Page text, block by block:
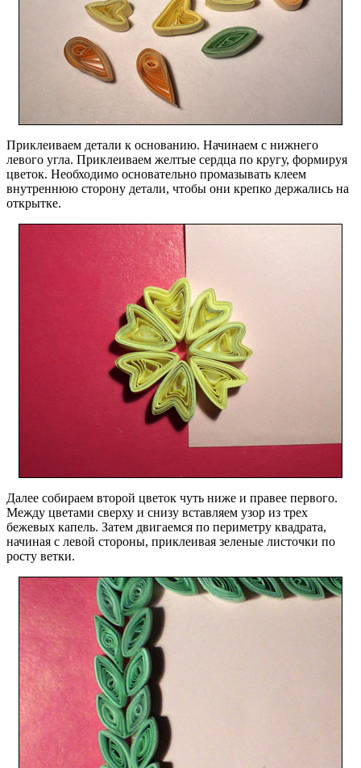
Приклеиваем детали к основанию. Начинаем с нижнего
левого угла. Приклеиваем желтые сердца по кругу, формируя
цветок. Необходимо основательно промазывать клеем
внутреннюю сторону детали, чтобы они крепко держались на
открытке.
Далее собираем второй цветок чуть ниже и правее первого.
Между цветами сверху и снизу вставляем узор из трех
бежевых капель. Затем двигаемся по периметру квадрата,
начиная с левой стороны, приклеивая зеленые листочки по
росту ветки.